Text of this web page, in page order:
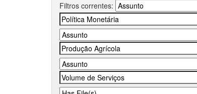
Filtros correntes: